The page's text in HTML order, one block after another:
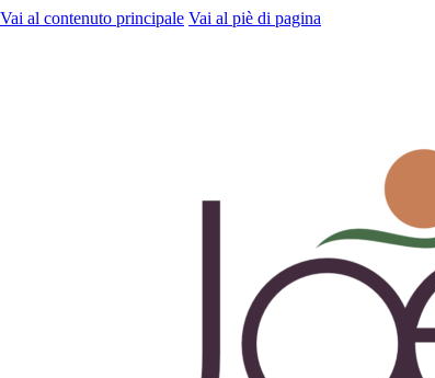
Vai al contenuto principale Vai al piè di pagina